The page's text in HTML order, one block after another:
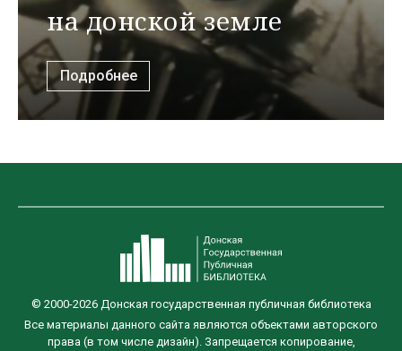
на донской земле
Подробнее
© 2000-2026 Донская государственная публичная библиотека
Все материалы данного сайта являются объектами авторского
права (в том числе дизайн). Запрещается копирование,